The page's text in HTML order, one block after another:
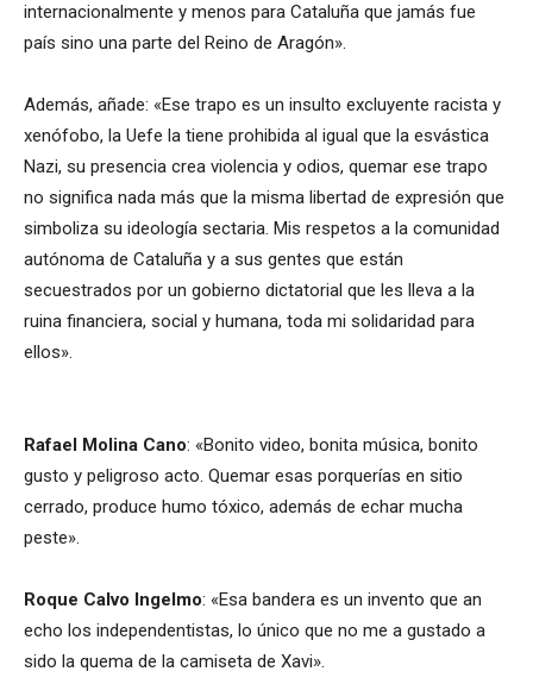
internacionalmente y menos para Cataluña que jamás fue
país sino una parte del Reino de Aragón».
Además, añade: «Ese trapo es un insulto excluyente racista y
xenófobo, la Uefe la tiene prohibida al igual que la esvástica
Nazi, su presencia crea violencia y odios, quemar ese trapo
no significa nada más que la misma libertad de expresión que
simboliza su ideología sectaria. Mis respetos a la comunidad
autónoma de Cataluña y a sus gentes que están
secuestrados por un gobierno dictatorial que les lleva a la
ruina financiera, social y humana, toda mi solidaridad para
ellos».
Rafael Molina Cano: «Bonito video, bonita música, bonito
gusto y peligroso acto. Quemar esas porquerías en sitio
cerrado, produce humo tóxico, además de echar mucha
peste».
Roque Calvo Ingelmo: «Esa bandera es un invento que an
echo los independentistas, lo único que no me a gustado a
sido la quema de la camiseta de Xavi».